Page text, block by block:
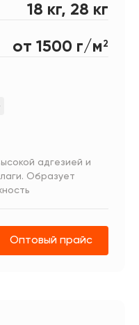
18 кг, 28 кг
от 1500 г/м 2
адгезией и
Образует
Оптовый прайс